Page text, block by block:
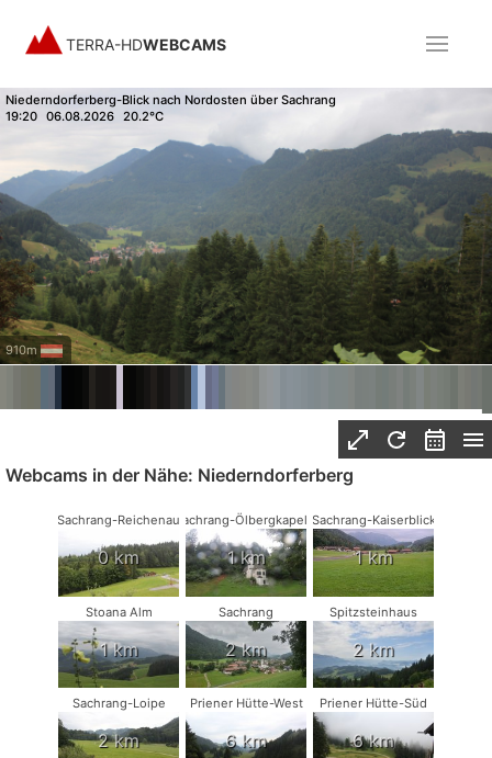
TERRA-HDWEBCAMS
Niederndorferberg-Blick nach Nordosten über Sachrang
19:20 06.08.2026 20.2°C
910m
Webcams in der Nähe: Niederndorferberg
Sachrang-Reichenau
0 km
Sachrang-Ölbergkapelle
1 km
Sachrang-Kaiserblick
1 km
Stoana Alm
1 km
Sachrang
2 km
Spitzsteinhaus
2 km
Sachrang-Loipe
2 km
Priener Hütte-West
6 km
Priener Hütte-Süd
6 km